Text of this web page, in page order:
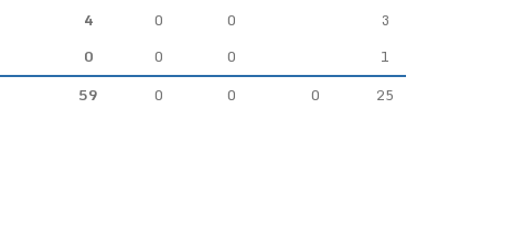
4 0 0
3
0 0 0
1
59 0 0 0 25